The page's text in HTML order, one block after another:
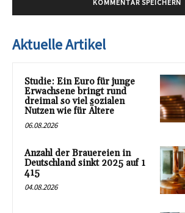
Aktuelle Artikel
Studie: Ein Euro für junge
Erwachsene bringt rund
dreimal so viel sozialen
Nutzen wie für Ältere
06.08.2026
Anzahl der Brauereien in
Deutschland sinkt 2025 auf 1
415
04.08.2026